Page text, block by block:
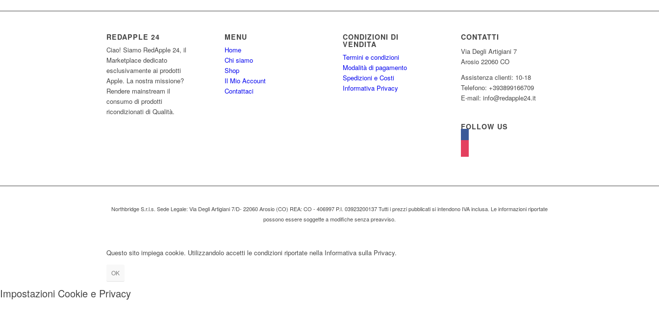
REDAPPLE 24
Ciao! Siamo RedApple 24, il
Marketplace dedicato
esclusivamente ai prodotti
Apple. La nostra missione?
Rendere mainstream il
consumo di prodotti
ricondizionati di Qualità.
MENU
Home
Chi siamo
Shop
Il Mio Account
Contattaci
CONDIZIONI DI
VENDITA
Termini e condizioni
Modalità di pagamento
Spedizioni e Costi
Informativa Privacy
CONTATTI
Via Degli Artigiani 7
Arosio 22060 CO
Assistenza clienti: 10-18
Telefono: +393899166709
E-mail: info@redapple24.it
FOLLOW US
Northbridge S.r.l.s. Sede Legale: Via Degli Artigiani 7/D- 22060 Arosio (CO) REA: CO - 406997 P.I. 03923200137 Tutti i prezzi pubblicati si intendono IVA inclusa. Le informazioni riportate
possono essere soggette a modifiche senza preavviso.
Questo sito impiega cookie. Utilizzandolo accetti le condizioni riportate nella Informativa sulla Privacy.
OK
Impostazioni Cookie e Privacy